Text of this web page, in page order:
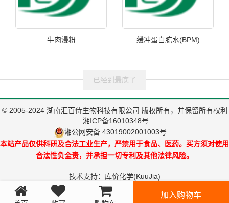
牛肉浸粉 缓冲蛋白胨水(BPM)
已经到最底了
© 2005-2024 湖南汇百侍生物科技有限公司 版权所有，并保留所有权利
湘ICP备16010348号
湘公网安备 43019002001003号
本站产品仅供科研及合法工业生产，严禁用于食品、医药。买方须对使用
合法性负全责，并承担一切专利及其他法律风险。
技术支持： 库价化学(KuuJia)
加入购物车